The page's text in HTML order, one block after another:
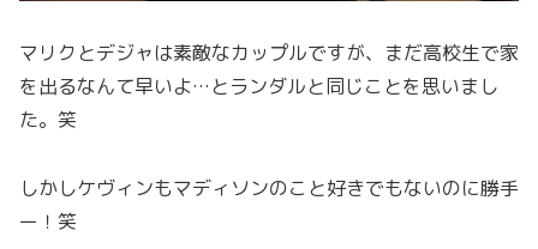
マリクとデジャは素敵なカップルですが、まだ高校生で家
を出るなんて早いよ…とランダルと同じことを思いまし
た。笑
しかしケヴィンもマディソンのこと好きでもないのに勝手
ー！笑